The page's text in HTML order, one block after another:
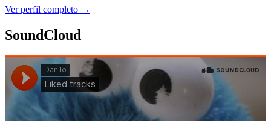
Ver perfil completo →
SoundCloud